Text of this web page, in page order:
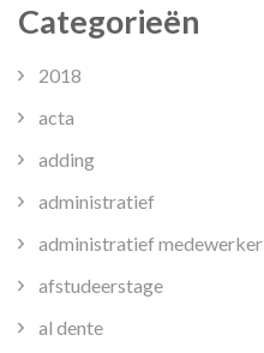
Categorieën
2018
acta
adding
administratief
administratief medewerker
afstudeerstage
al dente